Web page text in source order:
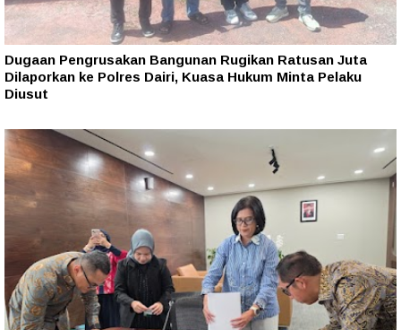
Dugaan Pengrusakan Bangunan Rugikan Ratusan Juta
Dilaporkan ke Polres Dairi, Kuasa Hukum Minta Pelaku
Diusut